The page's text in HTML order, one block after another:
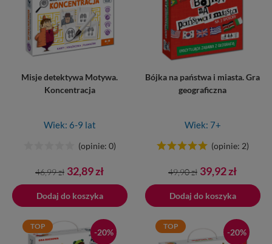
Misje detektywa Motywa.
Koncentracja
Wiek: 6-9 lat
(opinie: 0)
Cena
podstawowa
46,99 zł Cena
32,89 zł
Dodaj do koszyka
Bójka na państwa i miasta. Gra
geograficzna
Wiek: 7+
(opinie: 2)
Cena
podstawowa
49,90 zł Cena
39,92 zł
Dodaj do koszyka
Dodano do koszyka
TOP
-20%
TOP
-20%